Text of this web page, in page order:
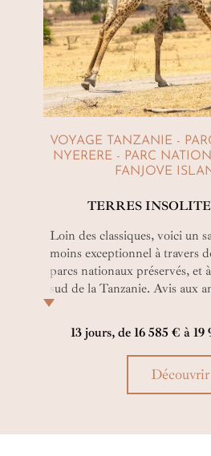
VOYAGE TANZANIE -
NYERERE - PARC
FANJOVE
TERRES
Loin des classiques, voici un
moins exceptionnel à travers
parcs nationaux préservés, et
sud de la Tanzanie. Avis aux
sensations vraies…
royales dans la brousse
trésors où l’intimité est d’or…
13 jours, de 16 585 € à
Découvrir